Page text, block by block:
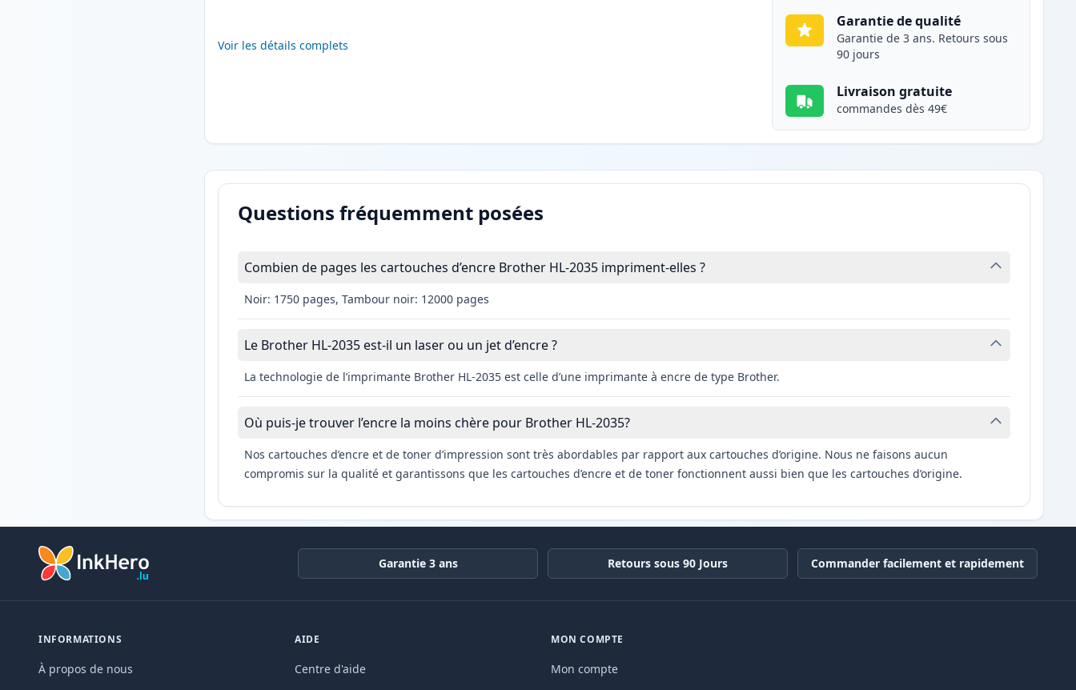
Voir les détails complets
Garantie de qualité
Garantie de 3 ans. Retours sous
90 jours
Livraison gratuite
commandes dès 49€
Questions fréquemment posées
Combien de pages les cartouches d’encre Brother HL-2035 impriment-elles ?
Noir: 1750 pages, Tambour noir: 12000 pages
Le Brother HL-2035 est-il un laser ou un jet d’encre ?
La technologie de l’imprimante Brother HL-2035 est celle d’une imprimante à encre de type Brother.
Où puis-je trouver l’encre la moins chère pour Brother HL-2035?
Nos cartouches d’encre et de toner d’impression sont très abordables par rapport aux cartouches d’origine. Nous ne faisons aucun
compromis sur la qualité et garantissons que les cartouches d’encre et de toner fonctionnent aussi bien que les cartouches d’origine.
Garantie 3 ans Retours sous 90 Jours Commander facilement et rapidement
INFORMATIONS
À propos de nous
AIDE
Centre d'aide
MON COMPTE
Mon compte